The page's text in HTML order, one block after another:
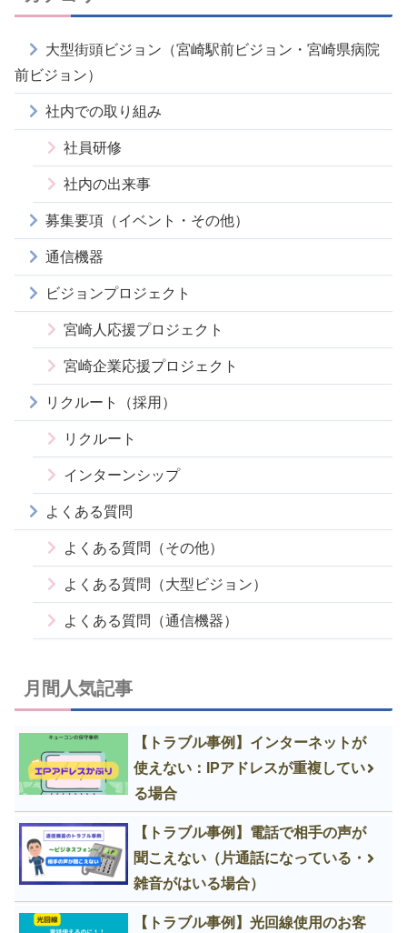
大型街頭ビジョン（宮崎駅前ビジョン・宮崎県病院
前ビジョン）
社内での取り組み
社員研修
社内の出来事
募集要項（イベント・その他）
通信機器
ビジョンプロジェクト
宮崎人応援プロジェクト
宮崎企業応援プロジェクト
リクルート（採用）
リクルート
インターンシップ
よくある質問
よくある質問（その他）
よくある質問（大型ビジョン）
よくある質問（通信機器）
月間人気記事
【トラブル事例】インターネットが
使えない：IPアドレスが重複してい
る場合
【トラブル事例】電話で相手の声が
聞こえない（片通話になっている・
雑音がはいる場合）
【トラブル事例】光回線使用のお客